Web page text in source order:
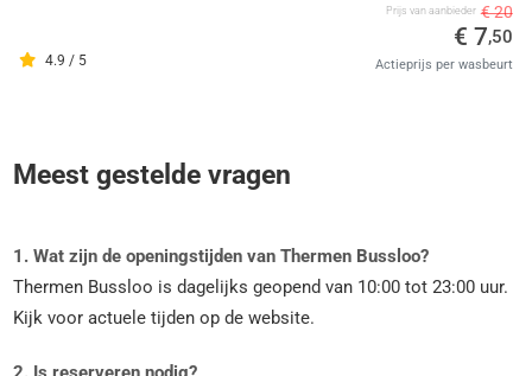
4.9 / 5
Prijs van aanbieder € 20
€ 7,50
Actieprijs per wasbeurt
Meest gestelde vragen
1. Wat zijn de openingstijden van Thermen Bussloo?
Thermen Bussloo is dagelijks geopend van 10:00 tot 23:00 uur.
Kijk voor actuele tijden op de website.